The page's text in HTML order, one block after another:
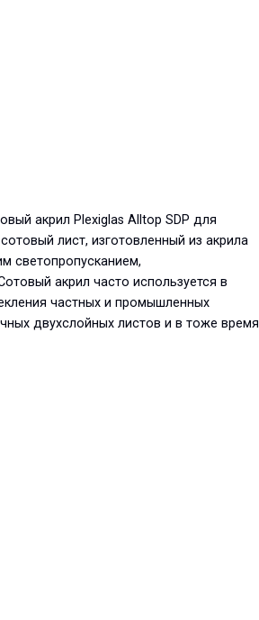
акрил Plexiglas Alltop SDP для
лист, изготовленный из акрила
светопропусканием,
акрил часто используется в
частных и промышленных
двухслойных листов и в тоже время